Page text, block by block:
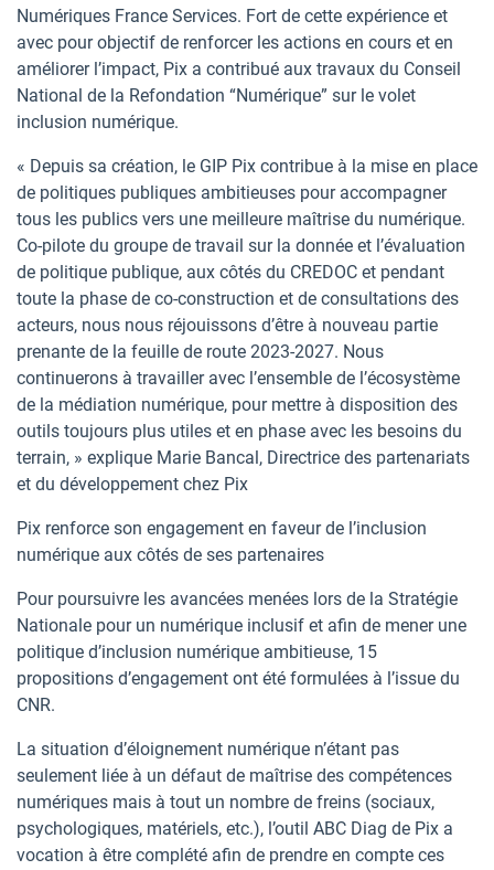
Numériques France Services. Fort de cette expérience et
avec pour objectif de renforcer les actions en cours et en
améliorer l’impact, Pix a contribué aux travaux du Conseil
National de la Refondation “Numérique” sur le volet
inclusion numérique.
« Depuis sa création, le GIP Pix contribue à la mise en place
de politiques publiques ambitieuses pour accompagner
tous les publics vers une meilleure maîtrise du numérique.
Co-pilote du groupe de travail sur la donnée et l’évaluation
de politique publique, aux côtés du CREDOC et pendant
toute la phase de co-construction et de consultations des
acteurs, nous nous réjouissons d’être à nouveau partie
prenante de la feuille de route 2023-2027. Nous
continuerons à travailler avec l’ensemble de l’écosystème
de la médiation numérique, pour mettre à disposition des
outils toujours plus utiles et en phase avec les besoins du
terrain, » explique Marie Bancal, Directrice des partenariats
et du développement chez Pix
Pix renforce son engagement en faveur de l’inclusion
numérique aux côtés de ses partenaires
Pour poursuivre les avancées menées lors de la Stratégie
Nationale pour un numérique inclusif et afin de mener une
politique d’inclusion numérique ambitieuse, 15
propositions d’engagement ont été formulées à l’issue du
CNR.
La situation d’éloignement numérique n’étant pas
seulement liée à un défaut de maîtrise des compétences
numériques mais à tout un nombre de freins (sociaux,
psychologiques, matériels, etc.), l’outil ABC Diag de Pix a
vocation à être complété afin de prendre en compte ces